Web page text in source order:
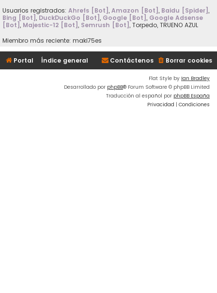
Usuarios registrados: Ahrefs [Bot], Amazon [Bot], Baidu [Spider],
Bing [Bot], DuckDuckGo [Bot], Google [Bot], Google Adsense
[Bot], Majestic-12 [Bot], Semrush [Bot], Torpedo, TRUENO AZUL
Miembro más reciente: maki75es
Portal Índice general Borrar cookies
Contáctenos
Flat Style by Ian Bradley
Desarrollado por phpBB® Forum Software © phpBB Limited
Traducción al español por phpBB España
Privacidad | Condiciones